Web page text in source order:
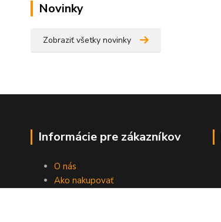
Novinky
Zobraziť všetky novinky
Informácie pre zákazníkov
O nás
Ako nakupovať